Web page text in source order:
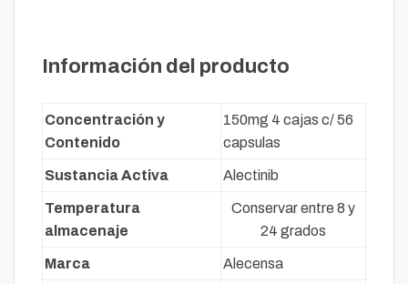
Información del producto
Concentración y
Contenido
150mg 4 cajas c/ 56
capsulas
Sustancia Activa Alectinib
Temperatura
almacenaje
Conservar entre 8 y
24 grados
Marca Alecensa